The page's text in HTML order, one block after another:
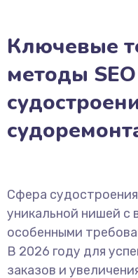
Ключевые
методы
Сфера
уникальной нишей с
особенными
В 2026 году для
заказов и